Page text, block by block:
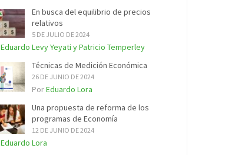
En busca del equilibrio de precios
relativos
5 DE JULIO DE 2024
Eduardo Levy Yeyati y Patricio Temperley
Técnicas de Medición Económica
26 DE JUNIO DE 2024
PorEduardo Lora
Una propuesta de reforma de los
programas de Economía
12 DE JUNIO DE 2024
Eduardo Lora